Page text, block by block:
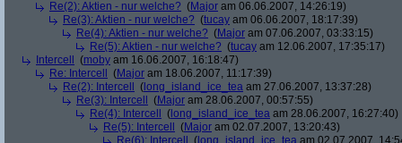
Re(2): Aktien - nur welche? (Major am 06.06.2007, 14:26:19)
Re(3): Aktien - nur welche? (tucay am 06.06.2007, 18:17:39)
Re(4): Aktien - nur welche? (Major am 07.06.2007, 03:33:15)
Re(5): Aktien - nur welche? (tucay am 12.06.2007, 17:35:17)
Intercell
(moby am 16.06.2007, 16:18:47)
Re: Intercell
(Major am 18.06.2007, 11:17:39)
Re(2): Intercell
( long_island_ice_tea am 27.06.2007, 13:37:28)
Re(3): Intercell
(Major am 28.06.2007, 00:57:55)
Re(4): Intercell
( long_island_ice_tea am 28.06.2007, 16:27:40)
Re(5): Intercell
(Major am 02.07.2007, 13:20:43)
Re(6): Intercell
( long_island_ice_tea am 02.07.2007,